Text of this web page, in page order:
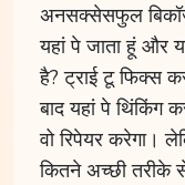
अनसक्सेसफुल
यहां पे जाता हूं और
है? ट्राई टू फिक्स
बाद यहां पे थिंकिंग
वो रिपेयर करेगा।
कितने अच्छी तरीके